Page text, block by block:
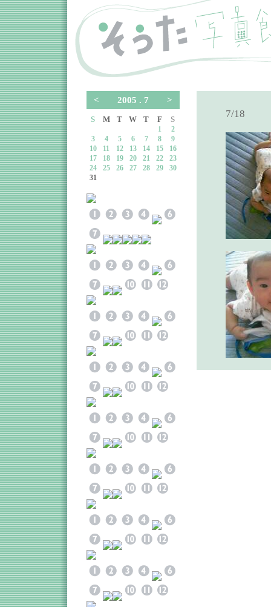
< 2005 . 7 >
S M T W T F S
1
2
3
4 5 6 7 8
9
10
11 12 13 14 15
16
17
18 19 20 21 22
23
24
25 26 27 28 29
30
31
7/18